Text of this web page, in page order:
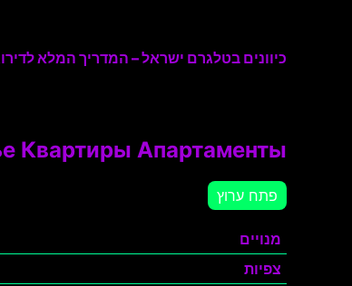
כיוונים בטלגרם ישראל – המדריך המלא
Апартаменты
פתח ערוץ
מנויים
צפיות